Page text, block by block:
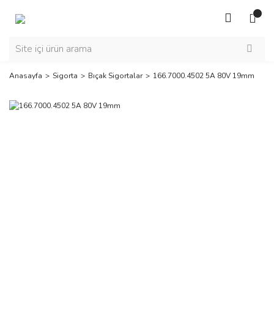
Anasayfa Sigorta Bıçak Sigortalar 166.7000.4502 5A 80V 19mm